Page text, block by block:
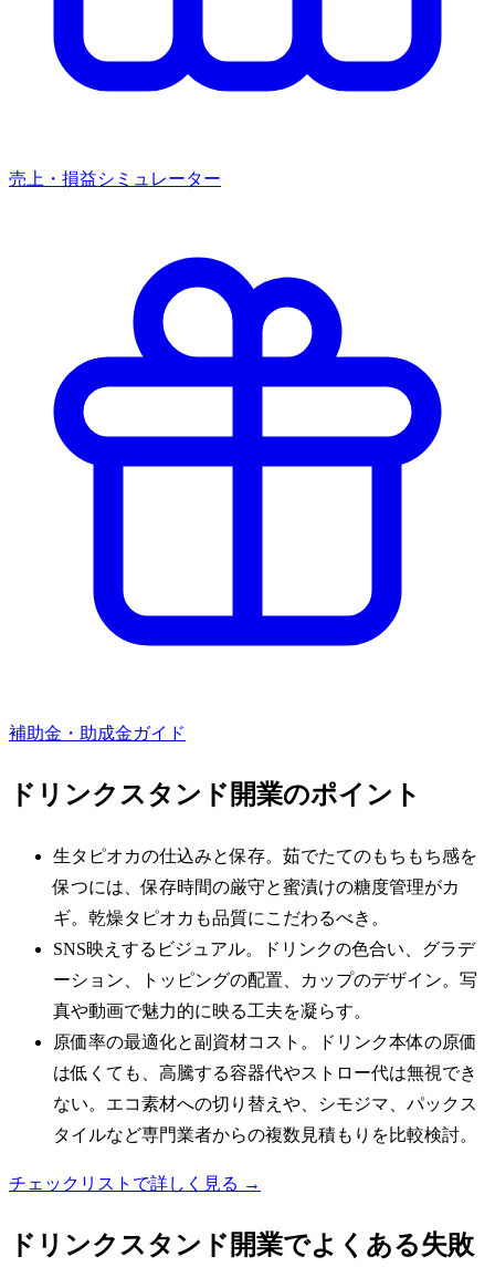
売上・損益シミュレーター
補助金・助成金ガイド
ドリンクスタンド 開業のポイント
生タピオカの仕込みと保存。茹でたてのもちもち感を
保つには、保存時間の厳守と蜜漬けの糖度管理がカ
ギ。乾燥タピオカも品質にこだわるべき。
SNS映えするビジュアル。ドリンクの色合い、グラデ
ーション、トッピングの配置、カップのデザイン。写
真や動画で魅力的に映る工夫を凝らす。
原価率の最適化と副資材コスト。ドリンク本体の原価
は低くても、高騰する容器代やストロー代は無視でき
ない。エコ素材への切り替えや、シモジマ、パックス
タイルなど専門業者からの複数見積もりを比較検討。
チェックリストで詳しく見る →
ドリンクスタンド 開業でよくある失敗